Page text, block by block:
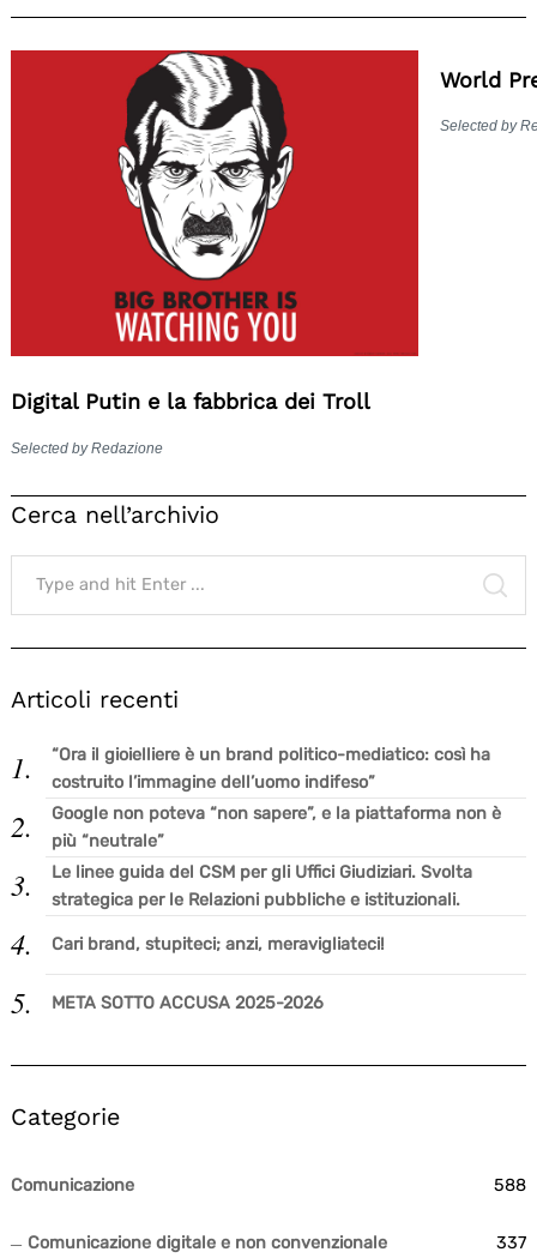
Digital Putin e la fabbrica dei Troll
Selected by Redazione
World
Selected by
Cerca nell’archivio
Search
for:
Articoli recenti
“Ora il gioielliere è un brand politico-mediatico: così ha
costruito l’immagine dell’uomo indifeso”
Google non poteva “non sapere”, e la piattaforma non è
più “neutrale”
Le linee guida del CSM per gli Uffici Giudiziari. Svolta
strategica per le Relazioni pubbliche e istituzionali.
Cari brand, stupiteci; anzi, meravigliateci!
META SOTTO ACCUSA 2025-2026
Categorie
Comunicazione 588
Comunicazione digitale e non convenzionale 337